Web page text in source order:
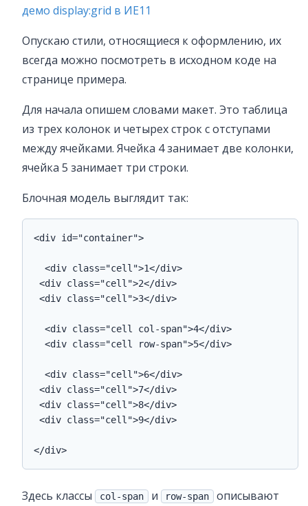
демо display:grid в ИЕ11
Опускаю стили, относящиеся к оформлению, их
всегда можно посмотреть в исходном коде на
странице примера.
Для начала опишем словами макет. Это таблица
из трех колонок и четырех строк с отступами
между ячейками. Ячейка 4 занимает две колонки,
ячейка 5 занимает три строки.
Блочная модель выглядит так:
<div id="container">
  <div class="cell">1</div>
<div class="cell">2</div>
<div class="cell">3</div>
  <div class="cell col-span">4</div>
  <div class="cell row-span">5</div>
  <div class="cell">6</div>
<div class="cell">7</div>
<div class="cell">8</div>
<div class="cell">9</div>
</div>
Здесь классы col-span и row-span описывают